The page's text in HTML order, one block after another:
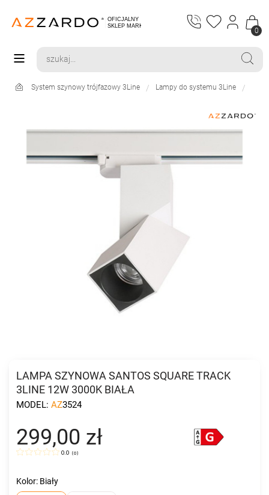
0
System szynowy trójfazowy 3Line Lampy do systemu 3Line
LAMPA SZYNOWA SANTOS SQUARE TRACK
3LINE 12W 3000K BIAŁA
MODEL: AZ3524
299,00 zł
0.0 (0)
Kolor: Biały